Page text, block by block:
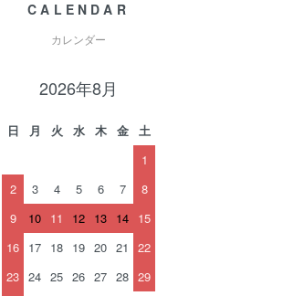
CALENDAR
カレンダー
2026年8月
日 月 火 水 木 金
土
1
2
3 4 5 6 7
8
9
10 11 12 13 14 15
16 17 18 19 20 21
22
23 24 25 26 27 28 29